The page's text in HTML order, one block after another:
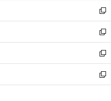
く
で
開
く
ド
ウ
で
開
く
ィ
ン
ド
ウ
で
開
く
い
ウ
ィ
ン
ド
ウ
で
開
新
し
い
ウ
ィ
ン
ド
ウ
新
し
い
ウ
ィ
ン
新
し
い
ウ
新
し